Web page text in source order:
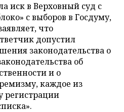
иск в Верховный суд с
с выборов в Госдуму,
что
допустил
законодательства о
об
и о
каждое из
регистрации